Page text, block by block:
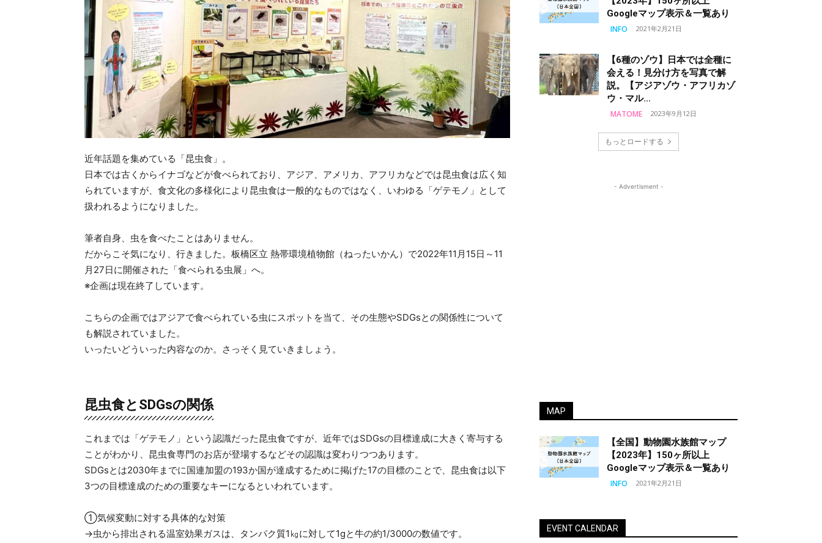
近年話題を集めている「昆虫食」。
日本では古くからイナゴなどが食べられており、アジア、アメリカ、アフリカなどでは昆虫食は広く知
られていますが、食文化の多様化により昆虫食は一般的なものではなく、いわゆる「ゲテモノ」として
扱われるようになりました。
筆者自身、虫を食べたことはありません。
だからこそ気になり、行きました。板橋区立 熱帯環境植物館（ねったいかん）で2022年11月15日～11
月27日に開催された「食べられる虫展」へ。
※企画は現在終了しています。
こちらの企画ではアジアで食べられている虫にスポットを当て、その生態やSDGsとの関係性について
も解説されていました。
いったいどういった内容なのか。さっそく見ていきましょう。
昆虫食とSDGsの関係
これまでは「ゲテモノ」という認識だった昆虫食ですが、近年ではSDGsの目標達成に大きく寄与する
ことがわかり、昆虫食専門のお店が登場するなどその認識は変わりつつあります。
SDGsとは2030年までに国連加盟の193か国が達成するために掲げた17の目標のことで、昆虫食は以下
3つの目標達成のための重要なキーになるといわれています。
①気候変動に対する具体的な対策
→虫から排出される温室効果ガスは、タンパク質1㎏に対して1gと牛の約1/3000の数値です。
Googleマップ表示＆一覧あり
INFO 2021年2月21日
【6種のゾウ】日本では全種に
会える！見分け方を写真で解
説。【アジアゾウ・アフリカゾ
ウ・マル...
MATOME 2023年9月12日
もっとロードする
- Advertisment -
MAP
【全国】動物園水族館マップ
【2023年】150ヶ所以上
Googleマップ表示＆一覧あり
INFO 2021年2月21日
EVENT CALENDAR